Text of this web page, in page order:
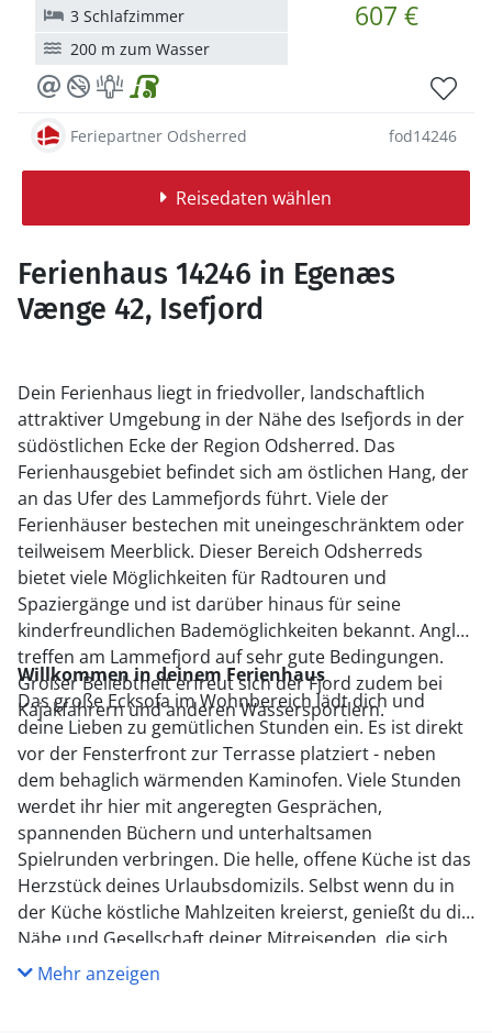
607 €
3 Schlafzimmer
200 m zum Wasser
Feriepartner Odsherred fod14246
Reisedaten wählen
Ferienhaus 14246 in Egenæs
Vænge 42, Isefjord
Dein Ferienhaus liegt in friedvoller, landschaftlich
attraktiver Umgebung in der Nähe des Isefjords in der
südöstlichen Ecke der Region Odsherred. Das
Ferienhausgebiet befindet sich am östlichen Hang, der
an das Ufer des Lammefjords führt. Viele der
Ferienhäuser bestechen mit uneingeschränktem oder
teilweisem Meerblick. Dieser Bereich Odsherreds
bietet viele Möglichkeiten für Radtouren und
Spaziergänge und ist darüber hinaus für seine
kinderfreundlichen Bademöglichkeiten bekannt. Angler
treffen am Lammefjord auf sehr gute Bedingungen.
Großer Beliebtheit erfreut sich der Fjord zudem bei
Kajakfahrern und anderen Wassersportlern.
Willkommen in deinem Ferienhaus
Das große Ecksofa im Wohnbereich lädt dich und
deine Lieben zu gemütlichen Stunden ein. Es ist direkt
vor der Fensterfront zur Terrasse platziert - neben
dem behaglich wärmenden Kaminofen. Viele Stunden
werdet ihr hier mit angeregten Gesprächen,
spannenden Büchern und unterhaltsamen
Spielrunden verbringen. Die helle, offene Küche ist das
Herzstück deines Urlaubsdomizils. Selbst wenn du in
der Küche köstliche Mahlzeiten kreierst, genießt du die
Nähe und Gesellschaft deiner Mitreisenden, die sich
am Esstisch oder auf dem Sofa tummeln. Nach langen,
aktiven Tagen an der frischen Luft, sorgt die an einem
Mehr anzeigen